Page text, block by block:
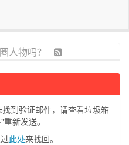
人物吗？
到验证邮件，请查看垃圾箱
新发送。
此处来找回。